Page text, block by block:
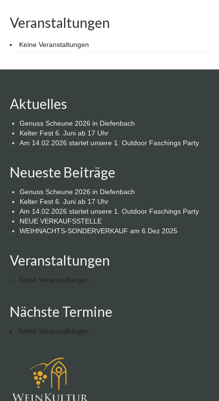
Veranstaltungen
Keine Veranstaltungen
Aktuelles
Genuss Scheune 2026 in Diefenbach
Kelter Fest 6. Juni ab 17 Uhr
Am 14.02.2026 startet unsere 1. Outdoor Faschings Party
Neueste Beiträge
Genuss Scheune 2026 in Diefenbach
Kelter Fest 6. Juni ab 17 Uhr
Am 14.02.2026 startet unsere 1. Outdoor Faschings Party
NEUE VERKAUFSSTELLE
WEIHNACHTS-SONDERVERKAUF am 6.Dez 2025
Veranstaltungen
Keine Veranstaltungen
Nächste Termine
Keine Veranstaltungen